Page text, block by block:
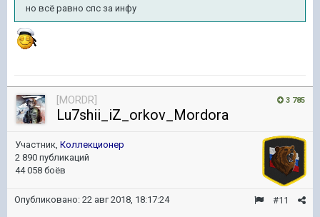
но всё равно спс за инфу
3 785
[MORDR]
Lu7shii_iZ_orkov_Mordora
Участник, Коллекционер
2 890 публикаций
44 058 боёв
#11
Опубликовано: 22 авг 2018, 18:17:24